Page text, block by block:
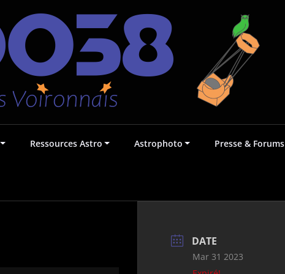
Ressources Astro Astrophoto Presse & Forums
DATE
Mar 31 2023